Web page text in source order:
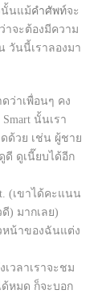
นั้นแม้คำศัพท์จะ
าจะต้องมีความ
วันนี้เราลองมา
ว่าเพื่อนๆ คง
นั้นเรา
ด้วย เช่น ผู้ชาย
ดี ดูเนี๊ยบได้อีก
(เขาได้คะแนน
) มากเลย)
วหน้าของฉันแต่ง
วลาเราจะชม
ด้หมด ก็จะบอก